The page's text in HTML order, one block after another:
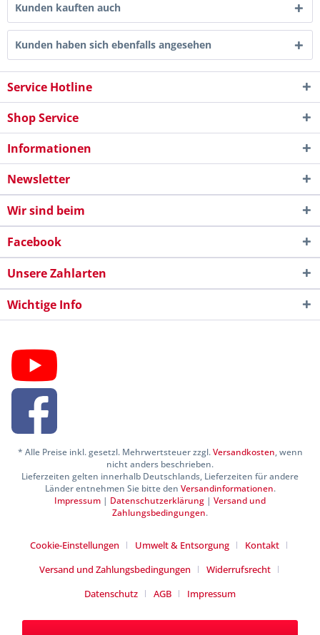
Kunden kauften auch
Kunden haben sich ebenfalls angesehen
Service Hotline
Shop Service
Informationen
Newsletter
Wir sind beim
Facebook
Unsere Zahlarten
Wichtige Info
* Alle Preise inkl. gesetzl. Mehrwertsteuer zzgl.Versandkosten, wenn
nicht anders beschrieben.
Lieferzeiten gelten innerhalb Deutschlands, Lieferzeiten für andere
Länder entnehmen Sie bitte den Versandinformationen.
Impressum | Datenschutzerklärung | Versand und
Zahlungsbedingungen.
Cookie-Einstellungen Umwelt & Entsorgung
Kontakt
Versand und Zahlungsbedingungen
Widerrufsrecht
Datenschutz
AGB Impressum